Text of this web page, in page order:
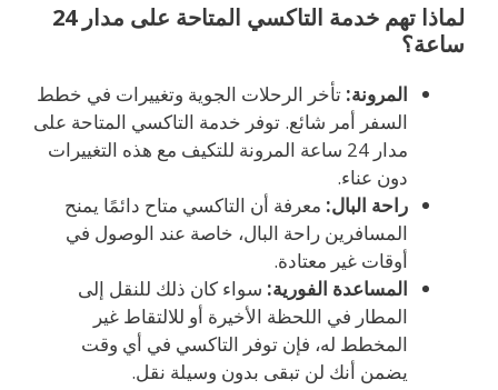
لماذا تهم خدمة التاكسي المتاحة على مدار 24
ساعة؟
المرونة: تأخر الرحلات الجوية وتغييرات في خطط
السفر أمر شائع. توفر خدمة التاكسي المتاحة على
مدار 24 ساعة المرونة للتكيف مع هذه التغييرات
دون عناء.
راحة البال: معرفة أن التاكسي متاح دائمًا يمنح
المسافرين راحة البال، خاصة عند الوصول في
أوقات غير معتادة.
المساعدة الفورية: سواء كان ذلك للنقل إلى
المطار في اللحظة الأخيرة أو للالتقاط غير
المخطط له، فإن توفر التاكسي في أي وقت
يضمن أنك لن تبقى بدون وسيلة نقل.